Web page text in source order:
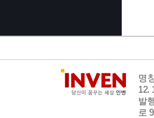
명
12.
발
로